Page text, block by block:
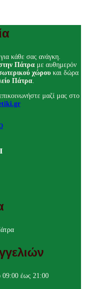
κάθε σας ανάγκη.
Πάτρα με αυθημερόν
χώρου και δώρα
Πάτρα.
μαζί μας στο
09:00 έως 21:00